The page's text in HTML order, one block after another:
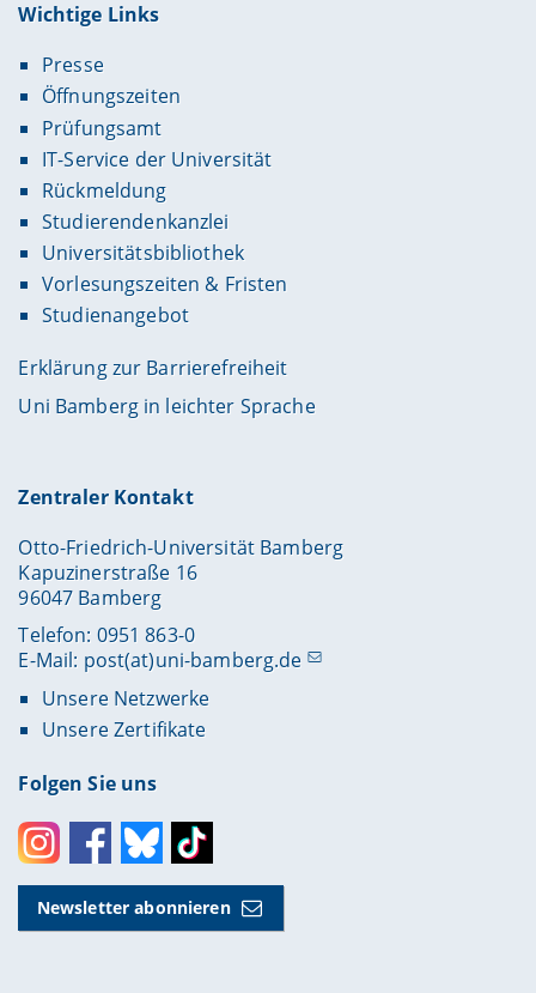
Wichtige Links
Presse
Öffnungszeiten
Prüfungsamt
IT-Service der Universität
Rückmeldung
Studierendenkanzlei
Universitätsbibliothek
Vorlesungszeiten & Fristen
Studienangebot
Erklärung zur Barrierefreiheit
Uni Bamberg in leichter Sprache
Zentraler Kontakt
Otto-Friedrich-Universität Bamberg
Kapuzinerstraße 16
96047 Bamberg
Telefon: 0951 863-0
E-Mail: post(at)uni-bamberg.de
Unsere Netzwerke
Unsere Zertifikate
Folgen Sie uns
InstagramFacebookBlueskyToktok
Newsletter abonnieren